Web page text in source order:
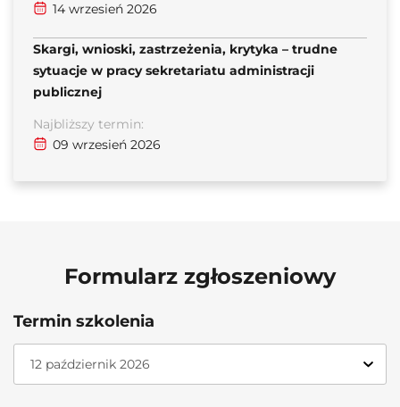
14 wrzesień 2026
Skargi, wnioski, zastrzeżenia, krytyka – trudne
sytuacje w pracy sekretariatu administracji
publicznej
Najbliższy termin:
09 wrzesień 2026
Formularz zgłoszeniowy
Termin szkolenia